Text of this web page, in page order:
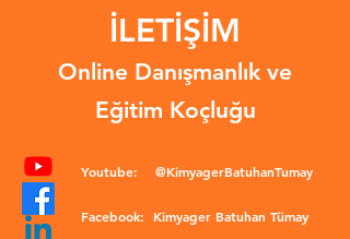
İLETİŞİM
Online Danışmanlık ve
Eğitim Koçluğu
Youtube: @KimyagerBatuhanTumay
Facebook: Kimyager Batuhan Tümay